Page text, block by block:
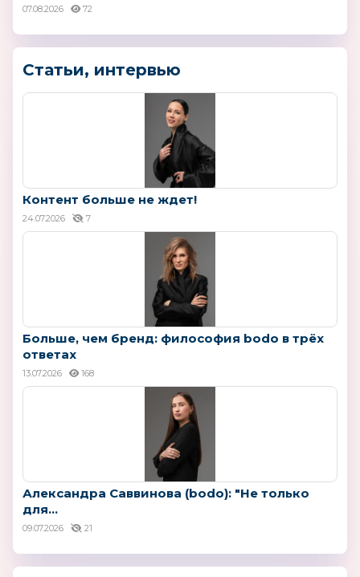
07.08.2026 72
Статьи, интервью
Контент больше не ждет!
24.07.2026 7
Больше, чем бренд: философия bodo в трёх
ответах
13.07.2026 168
Александра Саввинова (bodo): "Не только
для...
09.07.2026 21